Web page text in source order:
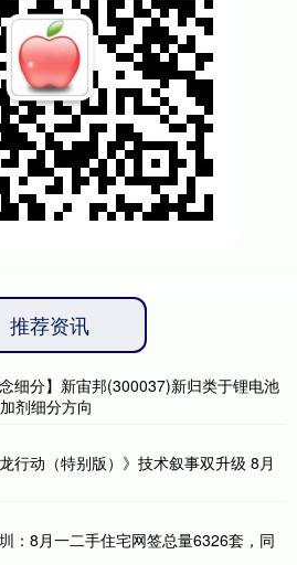
推荐资讯
细分】新宙邦(300037)新归类于锂电池
剂细分方向
行动（特别版）》技术叙事双升级 8月
：8月一二手住宅网签总量6326套，同